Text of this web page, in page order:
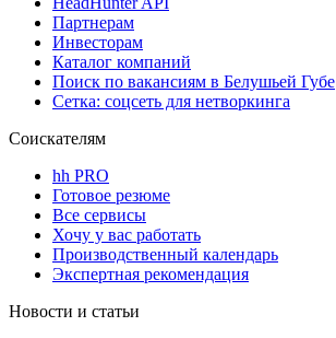
Партнерам
Инвесторам
Каталог компаний
Поиск по вакансиям в Белушьей Губе
Сетка: соцсеть для нетворкинга
Соискателям
hh PRO
Готовое резюме
Все сервисы
Хочу у вас работать
Производственный календарь
Экспертная рекомендация
Новости и статьи